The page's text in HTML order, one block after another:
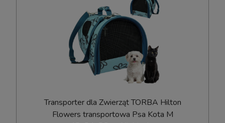
Transporter dla Zwierząt TORBA Hilton
Flowers transportowa Psa Kota M